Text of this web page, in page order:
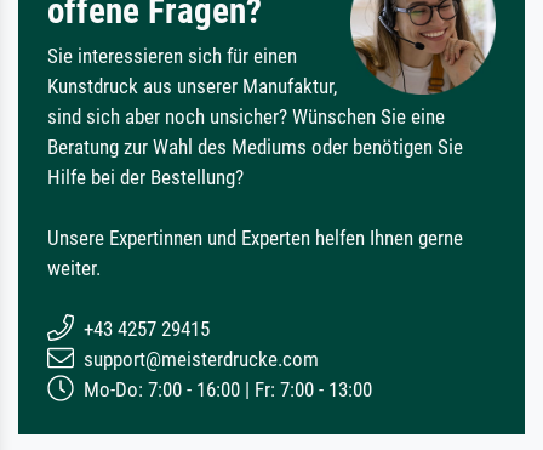
offene Fragen?
Sie interessieren sich für einen
Kunstdruck aus unserer Manufaktur,
sind sich aber noch unsicher? Wünschen Sie eine
Beratung zur Wahl des Mediums oder benötigen Sie
Hilfe bei der Bestellung?
Unsere Expertinnen und Experten helfen Ihnen gerne
weiter.
+43 4257 29415
support@meisterdrucke.com
Mo-Do: 7:00 - 16:00 | Fr: 7:00 - 13:00